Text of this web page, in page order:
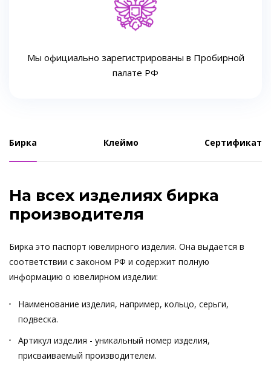
Мы официально зарегистрированы в Пробирной
палате РФ
Бирка Клеймо Сертификат
На всех изделиях бирка
производителя
Бирка это паспорт ювелирного изделия. Она выдается в
соответствии с законом РФ и содержит полную
информацию о ювелирном изделии:
Наименование изделия, например, кольцо, серьги,
подвеска.
Артикул изделия - уникальный номер изделия,
присваиваемый производителем.